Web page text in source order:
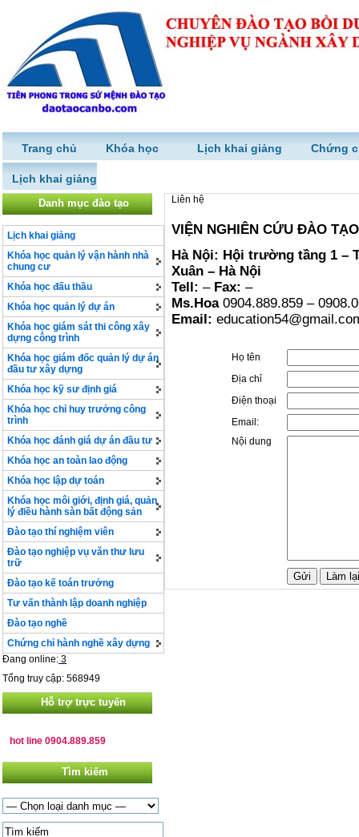
Trang chủ Khóa học Lịch khai giảng Chứng
Lịch khai giảng
Danh mục đào tạo
Lịch khai giảng
Khóa học quản lý vận hành nhà
chung cư
Khóa học đấu thầu
Khóa học quản lý dự án
Khóa học giám sát thi công xây
dựng công trình
Khóa học giám đốc quản lý dự án
đầu tư xây dựng
Khóa học kỹ sư định giá
Khóa học chỉ huy trưởng công
trình
Khóa học đánh giá dự án đầu tư
Khóa học an toàn lao động
Khóa học lập dự toán
Khóa học môi giới, định giá, quản
lý điều hành sàn bất động sản
Đào tạo thí nghiệm viên
Đào tạo nghiệp vụ văn thư lưu
trữ
Đào tạo kế toán trưởng
Tư vấn thành lập doanh nghiệp
Đào tạo nghề
Chứng chỉ hành nghề xây dựng
Đang online: 3
Tổng truy cập: 568949
Hỗ trợ trực tuyến
hot line 0904.889.859
Tìm kiếm
Liên hệ
VIỆN NGHIÊN CỨU ĐÀO
Hà Nội: Hội trường tầng 1 –
Xuân – Hà Nội
Tell: – Fax: –
Ms.Hoa0904.889.859 –
Email:
Họ tên
Địa chỉ
Điện thoại
Email:
Nội dung